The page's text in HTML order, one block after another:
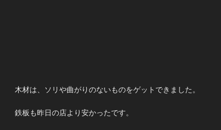
木材は、ソリや曲がりのないものをゲットできました。
鉄板も昨日の店より安かったです。